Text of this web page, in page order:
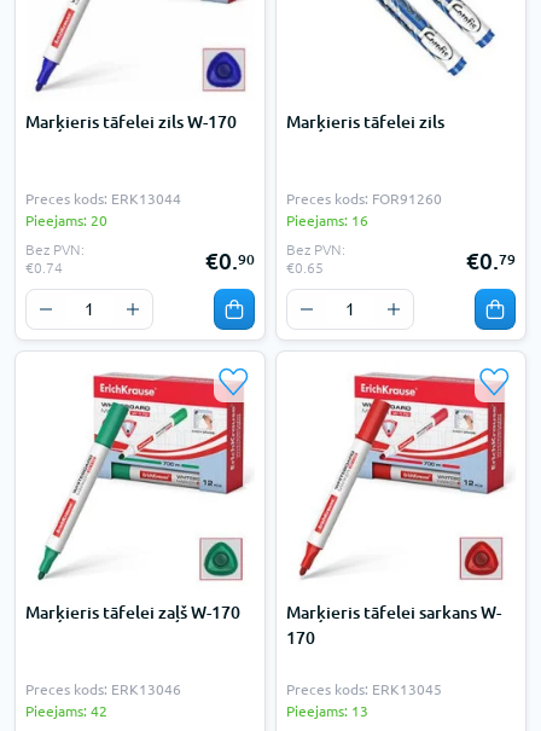
Marķieris tāfelei zils W-170
Preces kods: ERK13044
Pieejams: 20
Bez PVN:
€0.74
€0.90
Marķieris tāfelei zils
Preces kods: FOR91260
Pieejams: 16
Bez PVN:
€0.65
€0.79
Marķieris tāfelei zaļš W-170
Preces kods: ERK13046
Pieejams: 42
Marķieris tāfelei sarkans W-
170
Preces kods: ERK13045
Pieejams: 13